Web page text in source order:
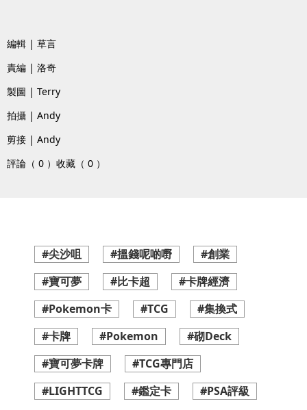
編輯 | 草言
責編 | 洛奇
製圖 | Terry
拍攝 | Andy
剪接 | Andy
評論（ 0 ） 收藏（ 0 ）
#尖沙咀 #搵錢呢啲嘢
#創業
#寶可夢
#比卡超
#卡牌經濟
#Pokemon卡
#TCG
#集換式
#卡牌
#Pokemon
#砌Deck
#寶可夢卡牌
#TCG專門店
#LIGHTTCG
#鑑定卡 #PSA評級